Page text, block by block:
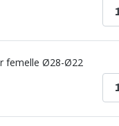
femelle Ø28-Ø22